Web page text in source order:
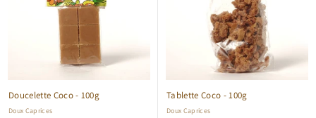
Doucelette Coco - 100g
Doux Caprices
Tablette Coco - 100g
Doux Caprices